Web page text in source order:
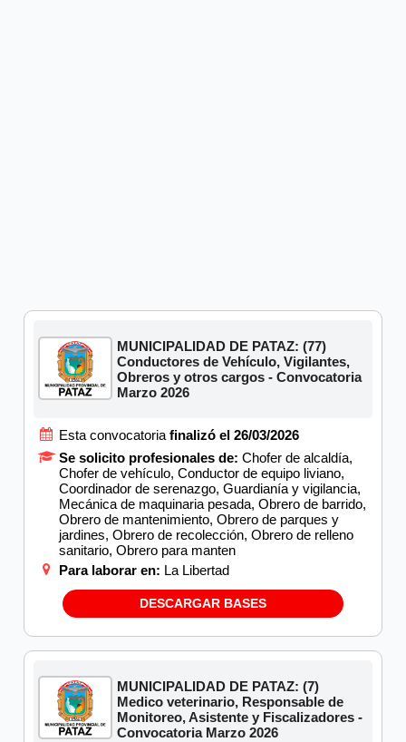
MUNICIPALIDAD DE PATAZ: (77)
Conductores de Vehículo, Vigilantes,
Obreros y otros cargos - Convocatoria
Marzo 2026
Esta convocatoria finalizó el 26/03/2026
Se solicito profesionales de: Chofer de alcaldía,
Chofer de vehículo, Conductor de equipo liviano,
Coordinador de serenazgo, Guardianía y vigilancia,
Mecánica de maquinaria pesada, Obrero de barrido,
Obrero de mantenimiento, Obrero de parques y
jardines, Obrero de recolección, Obrero de relleno
sanitario, Obrero para manten
Para laborar en: La Libertad
DESCARGAR BASES
MUNICIPALIDAD DE PATAZ: (7)
Medico veterinario, Responsable de
Monitoreo, Asistente y Fiscalizadores -
Convocatoria Marzo 2026